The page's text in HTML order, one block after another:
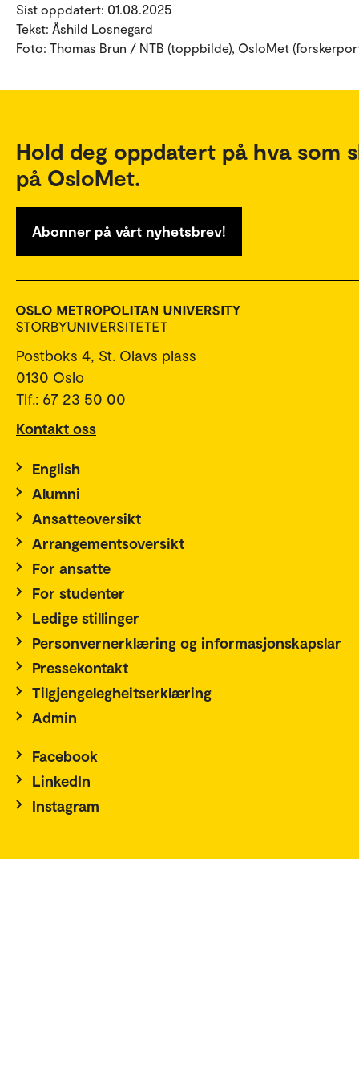
Sist oppdatert: 01.08.2025
Tekst: Åshild Losnegard
Foto: Thomas Brun / NTB (toppbilde), OsloMet
Hold deg oppdatert på hva som
på OsloMet.
Abonner på vårt nyhetsbrev!
Postboks 4, St. Olavs plass
0130 Oslo
Tlf.: 67 23 50 00
Kontakt oss
English
Alumni
Ansatteoversikt
Arrangementsoversikt
For ansatte
For studenter
Ledige stillinger
Personvernerklæring og informasjonskapslar
Pressekontakt
Tilgjengelegheitserklæring
Admin
Facebook
LinkedIn
Instagram